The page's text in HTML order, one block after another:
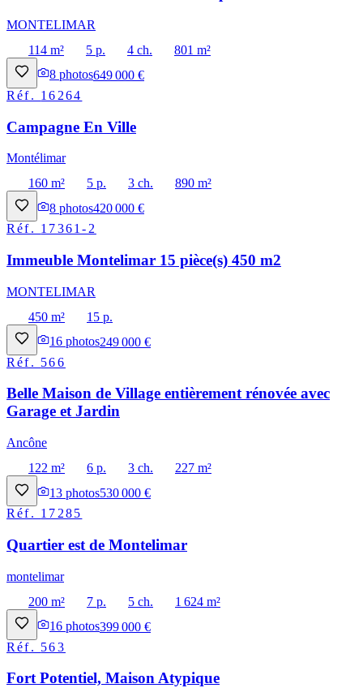
MONTELIMAR
114 m²
5 p. 4 ch.
801 m²
8 photos649 000 €
Réf. 16264
Campagne En Ville
Montélimar
160 m²
5 p. 3 ch.
890 m²
8 photos420 000 €
Réf. 17361-2
Immeuble Montelimar 15 pièce(s) 450 m2
MONTELIMAR
450 m²
15 p.
16 photos249 000 €
Réf. 566
Belle Maison de Village entièrement rénovée avec
Garage et Jardin
Ancône
122 m²
6 p. 3 ch.
227 m²
13 photos530 000 €
Réf. 17285
Quartier est de Montelimar
montelimar
200 m²
7 p. 5 ch.
1 624 m²
16 photos399 000 €
Réf. 563
Fort Potentiel, Maison Atypique